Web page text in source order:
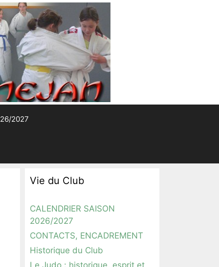
2027
Vie du Club
CALENDRIER SAISON
2026/2027
CONTACTS, ENCADREMENT
Historique du Club
Le Judo : historique, esprit et